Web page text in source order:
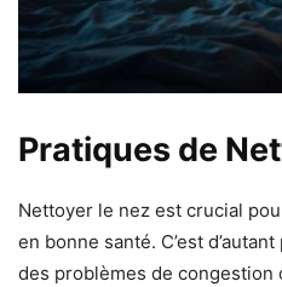
Pratiques de
Nettoyer le nez est crucial
en bonne santé. C’est
des problèmes de congestion